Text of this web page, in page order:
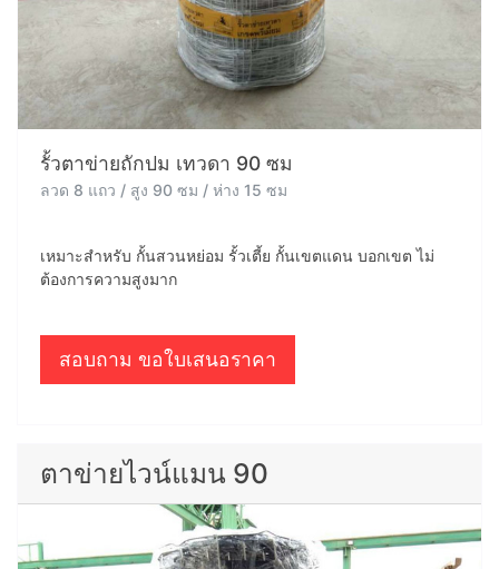
รั้วตาข่ายถักปม เทวดา 90 ซม
ลวด 8 แถว / สูง 90 ซม / ห่าง 15 ซม
เหมาะสำหรับ กั้นสวนหย่อม รั้วเตี้ย กั้นเขตแดน บอกเขต ไม่
ต้องการความสูงมาก
สอบถาม ขอใบเสนอราคา
ตาข่ายไวน์แมน 90